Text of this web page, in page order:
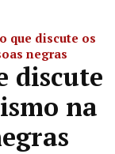
que discute os
negras
discute
na